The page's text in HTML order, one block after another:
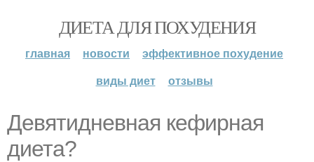
ДИЕТА ДЛЯ ПОХУДЕНИЯ
главная новости
эффективное похудение
виды диет
отзывы
Девятидневная кефирная
диета?